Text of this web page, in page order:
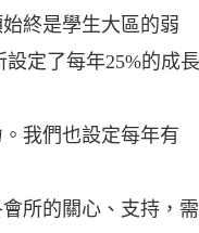
終是學生大區的弱
定了每年25%的成長
我們也設定每年有
所的關心、支持，需